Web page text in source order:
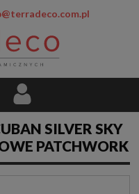
SILVER SKY
PATCHWORK